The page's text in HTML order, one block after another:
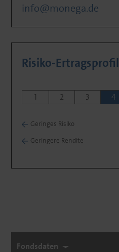
info@monega.de
Risiko-Ertragsprofil
1 2 3 4
Geringes Risiko
Geringere Rendite
Fondsdaten